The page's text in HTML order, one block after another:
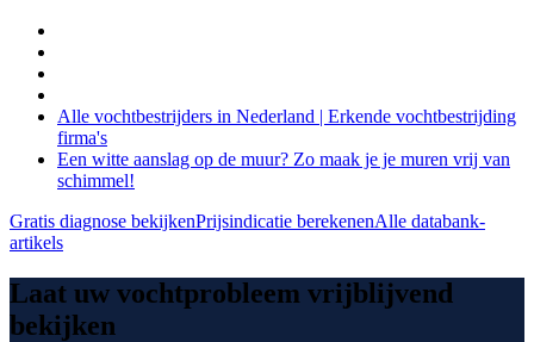
Alle vochtbestrijders in Nederland | Erkende vochtbestrijding
firma's
Een witte aanslag op de muur? Zo maak je je muren vrij van
schimmel!
Gratis diagnose bekijkenPrijsindicatie berekenenAlle databank-
artikels
Laat uw vochtprobleem vrijblijvend
bekijken